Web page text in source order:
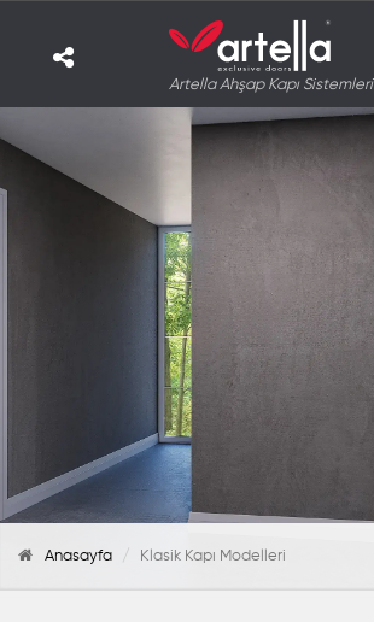
Artella Ahşap Kapı Sistemleri
Anasayfa Klasik Kapı Modelleri